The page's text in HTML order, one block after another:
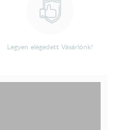
Legyen elégedett Vásárlónk!